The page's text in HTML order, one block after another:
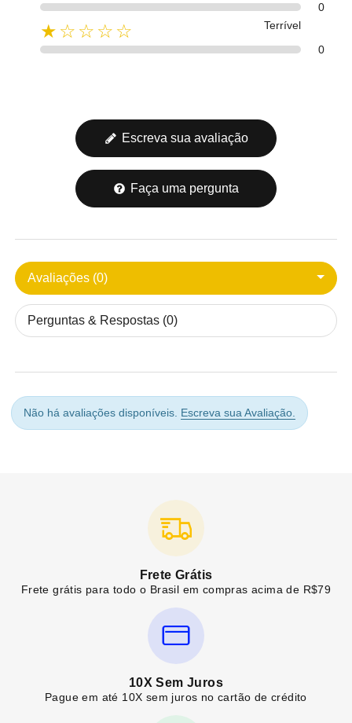
0
★☆☆☆☆
Terrível
0
Escreva sua avaliação
Faça uma pergunta
Avaliações (0)
Perguntas & Respostas (0)
Não há avaliações disponíveis. Escreva sua Avaliação.
Frete Grátis
Frete grátis para todo o Brasil em compras acima de R$79
10X Sem Juros
Pague em até 10X sem juros no cartão de crédito